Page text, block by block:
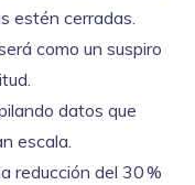
estén cerradas.
como un suspiro
datos que
escala.
reducción del 30 %